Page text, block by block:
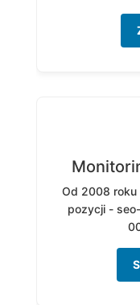
Od 2008 roku
pozycji -